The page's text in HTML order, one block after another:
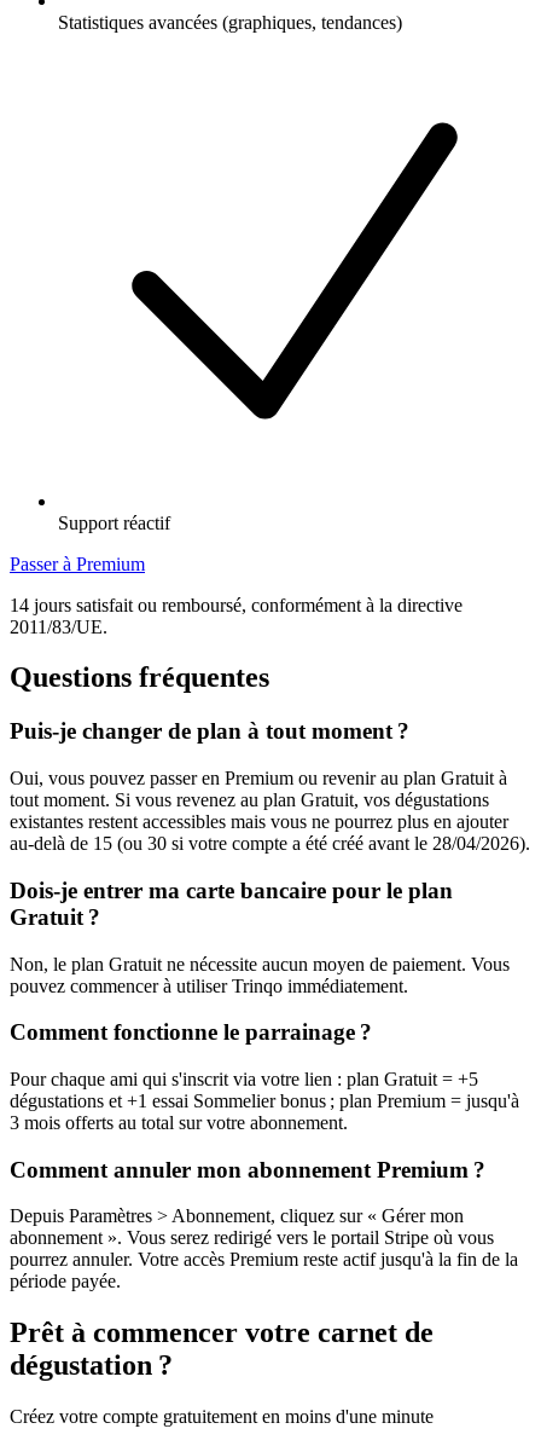
Statistiques avancées (graphiques, tendances)
Support réactif
Passer à Premium
14 jours satisfait ou remboursé, conformément à la directive
2011/83/UE.
Questions fréquentes
Puis-je changer de plan à tout moment ?
Oui, vous pouvez passer en Premium ou revenir au plan Gratuit à
tout moment. Si vous revenez au plan Gratuit, vos dégustations
existantes restent accessibles mais vous ne pourrez plus en ajouter
au-delà de 15 (ou 30 si votre compte a été créé avant le 28/04/2026).
Dois-je entrer ma carte bancaire pour le plan
Gratuit ?
Non, le plan Gratuit ne nécessite aucun moyen de paiement. Vous
pouvez commencer à utiliser Trinqo immédiatement.
Comment fonctionne le parrainage ?
Pour chaque ami qui s'inscrit via votre lien : plan Gratuit = +5
dégustations et +1 essai Sommelier bonus ; plan Premium = jusqu'à
3 mois offerts au total sur votre abonnement.
Comment annuler mon abonnement Premium ?
Depuis Paramètres > Abonnement, cliquez sur « Gérer mon
abonnement ». Vous serez redirigé vers le portail Stripe où vous
pourrez annuler. Votre accès Premium reste actif jusqu'à la fin de la
période payée.
Prêt à commencer votre carnet de
dégustation ?
Créez votre compte gratuitement en moins d'une minute